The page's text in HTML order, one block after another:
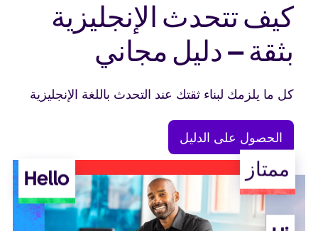
كيف تتحدث الإنجليزية
بثقة – دليل مجاني
كل ما يلزمك لبناء ثقتك عند التحدث باللغة الإنجليزية
الحصول على الدليل
Hello ممتاز